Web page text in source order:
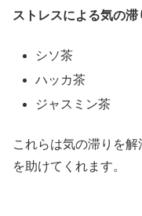
ストレスによる気の滞
シソ茶
ハッカ茶
ジャスミン茶
これらは気の滞りを
を助けてくれます。